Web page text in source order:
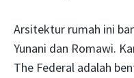
Arsitektur rumah ini
Yunani dan Romawi.
The Federal adalah